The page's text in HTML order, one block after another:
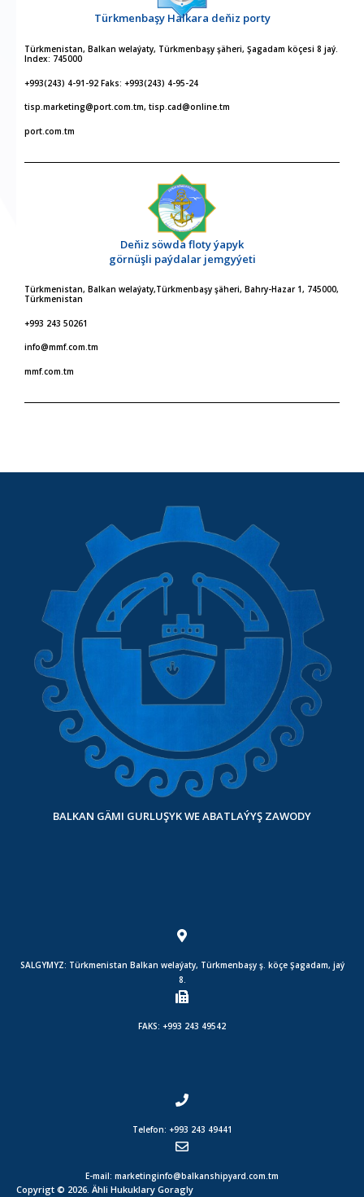
Türkmenbaşy Halkara deňiz porty
Türkmenistan, Balkan welaýaty, Türkmenbaşy şäheri, Şagadam köçesi 8 jaý.
Index: 745000
+993(243) 4-91-92 Faks: +993(243) 4-95-24
tisp.marketing@port.com.tm, tisp.cad@online.tm
port.com.tm
Deňiz söwda floty ýapyk
görnüşli paýdalar jemgyýeti
Türkmenistan, Balkan welaýaty,Türkmenbaşy şäheri, Bahry-Hazar 1, 745000,
Türkmenistan
+993 243 50261
info@mmf.com.tm
mmf.com.tm
BALKAN GÄMI GURLUŞYK WE ABATLAÝYŞ ZAWODY
SALGYMYZ: Türkmenistan Balkan welaýaty, Türkmenbaşy ş. köçe Şagadam, jaý
8.
FAKS: +993 243 49542
Telefon: +993 243 49441
E-mail: marketinginfo@balkanshipyard.com.tm
Copyrigt © 2026. Ähli Hukuklary Goragly